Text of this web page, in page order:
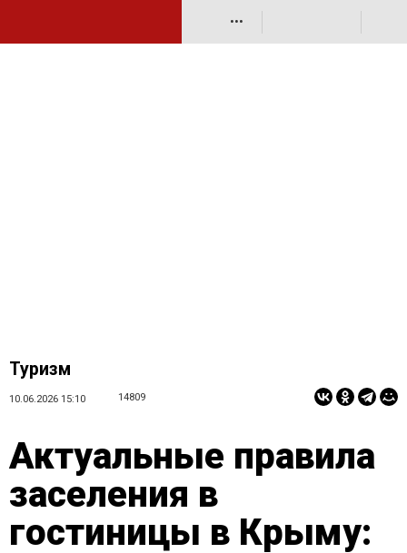
•••
Туризм
10.06.2026 15:10 14809
Актуальные правила
заселения в
гостиницы в Крыму: